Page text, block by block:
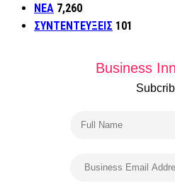
ΝΕΑ 7,260
ΣΥΝΤΕΝΤΕΥΞΕΙΣ 101
Business